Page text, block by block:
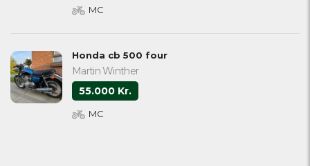
MC
Honda cb 500 four
Martin Winther
55.000 Kr.
MC